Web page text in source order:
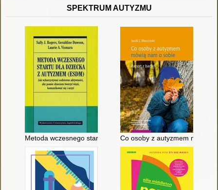
SPEKTRUM AUTYZMU
Metoda wczesnego startu dla dziecka z autyzmem (ESDM) :
Co osoby z autyzmem mówią